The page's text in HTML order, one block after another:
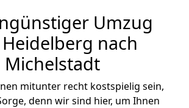
Umzug
nach
Michelstadt
mitunter recht kostspielig sein,
denn wir sind hier, um Ihnen